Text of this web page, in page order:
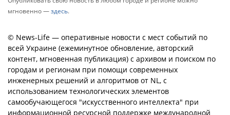
мгновенно —здесь.
© News-Life — оперативные новости с мест событий по
всей Украине (ежеминутное обновление, авторский
контент, мгновенная публикация) с архивом и поиском по
городам и регионам при помощи современных
инженерных решений и алгоритмов от NL, с
использованием технологических элементов
самообучающегося "искусственного интеллекта" при
информационной ресурсной поддержке международной